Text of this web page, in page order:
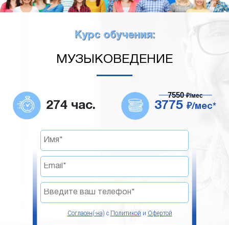
Курс обучения:
МУЗЫКОВЕДЕНИЕ
274 час. 3775 ₽/мес*
7550₽/мес
Согласен(-на) с Политикой и Офертой